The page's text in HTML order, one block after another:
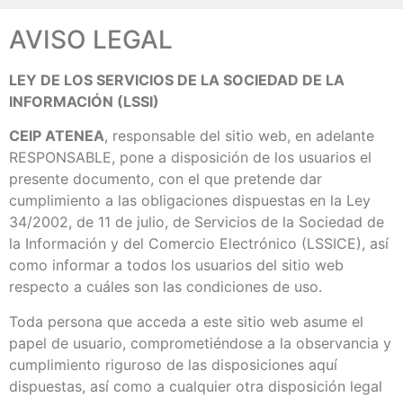
AVISO LEGAL
LEY DE LOS SERVICIOS DE LA SOCIEDAD DE LA
INFORMACIÓN (LSSI)
CEIP ATENEA, responsable del sitio web, en adelante
RESPONSABLE, pone a disposición de los usuarios el
presente documento, con el que pretende dar
cumplimiento a las obligaciones dispuestas en la Ley
34/2002, de 11 de julio, de Servicios de la Sociedad de
la Información y del Comercio Electrónico (LSSICE), así
como informar a todos los usuarios del sitio web
respecto a cuáles son las condiciones de uso.
Toda persona que acceda a este sitio web asume el
papel de usuario, comprometiéndose a la observancia y
cumplimiento riguroso de las disposiciones aquí
dispuestas, así como a cualquier otra disposición legal